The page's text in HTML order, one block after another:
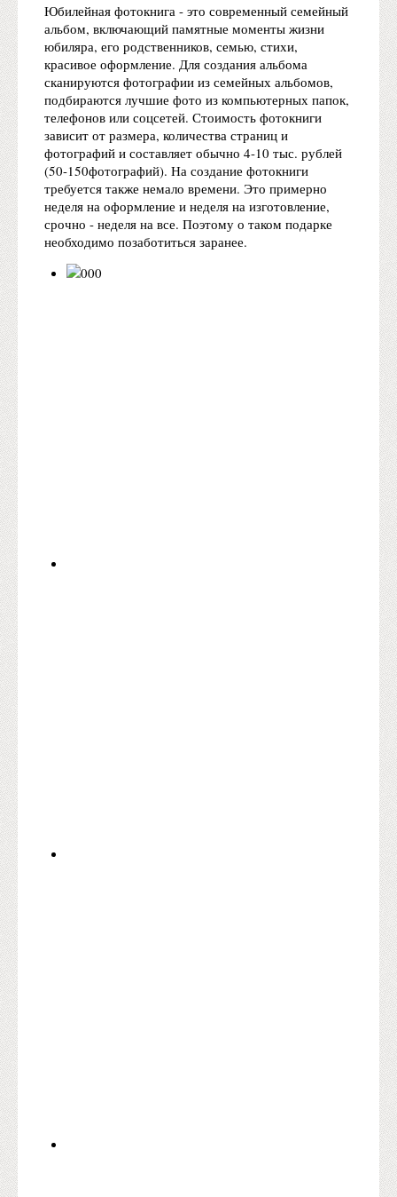
Юбилейная фотокнига - это современный семейный
альбом, включающий памятные моменты жизни
юбиляра, его родственников, семью, стихи,
красивое оформление. Для создания альбома
сканируются фотографии из семейных альбомов,
подбираются лучшие фото из компьютерных папок,
телефонов или соцсетей. Стоимость фотокниги
зависит от размера, количества страниц и
фотографий и составляет обычно 4-10 тыс. рублей
(50-150фотографий). На создание фотокниги
требуется также немало времени. Это примерно
неделя на оформление и неделя на изготовление,
срочно - неделя на все. Поэтому о таком подарке
необходимо позаботиться заранее.